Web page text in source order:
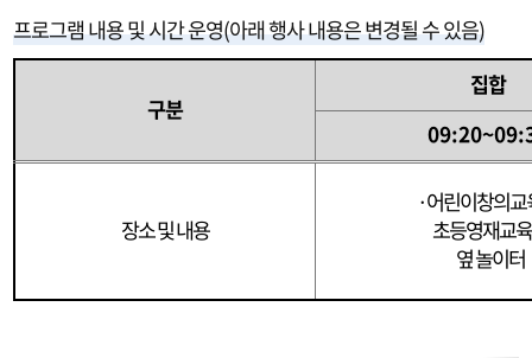
설
명,
니
프로그램 내용 및 시간 운영(아래 행사 내용은 변경될 수 있음)
구분
집합
장소 및 내용
·어린이창의
초등영재교
옆 놀이터